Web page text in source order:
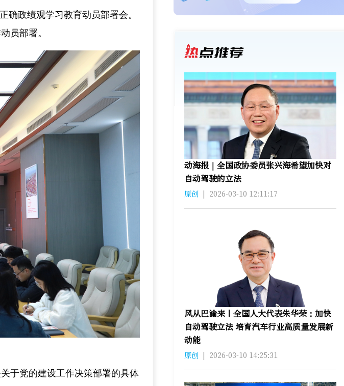
确政绩观学习教育动员部署会。
员部署。
于党的建设工作决策部署的具体
动海报｜全国政协委员张兴海希望加快对
自动驾驶的立法
原创 | 2026-03-10 12:11:17
风从巴渝来丨全国人大代表朱华荣：加快
自动驾驶立法 培育汽车行业高质量发展新
动能
原创 | 2026-03-10 14:25:31